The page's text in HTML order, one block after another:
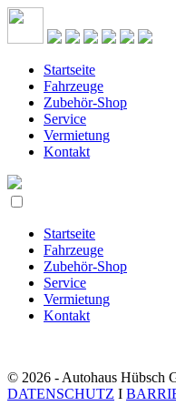
Startseite
Fahrzeuge
Zubehör-Shop
Service
Vermietung
Kontakt
Startseite
Fahrzeuge
Zubehör-Shop
Service
Vermietung
Kontakt
© 2026 - Autohaus Hübsch
DATENSCHUTZ I